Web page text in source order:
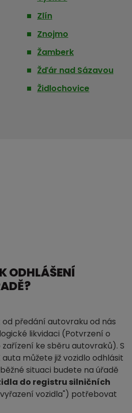
Zlín
Znojmo
Žamberk
Žďár nad Sázavou
Židlochovice
ODHLÁŠENÍ
předání autovraku od nás
likvidaci (Potvrzení o
ke sběru autovraků). S
můžete již vozidlo odhlásit
situaci budete na úřadě
do registru silničních
vozidla") potřebovat